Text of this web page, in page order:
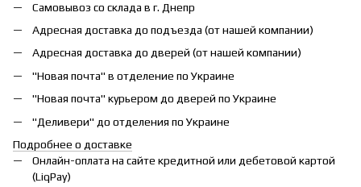
Самовывоз со склада в г. Днепр
Адресная доставка до подъезда (от нашей компании)
Адресная доставка до дверей (от нашей компании)
"Новая почта" в отделение по Украине
"Новая почта" курьером до дверей по Украине
"Деливери" до отделения по Украине
Подробнее о доставке
Онлайн-оплата на сайте кредитной или дебетовой картой
(LiqPay)